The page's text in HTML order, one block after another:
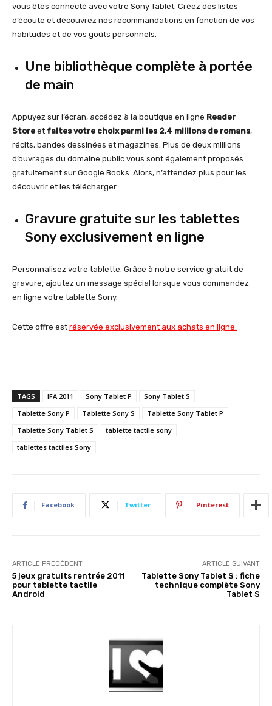
vous êtes connecté avec votre Sony Tablet. Créez des listes
d’écoute et découvrez nos recommandations en fonction de vos
habitudes et de vos goûts personnels.
Une bibliothèque complète à portée
de main
Appuyez sur l’écran, accédez à la boutique en ligne Reader
Store et faites votre choix parmi les 2,4 millions de romans,
récits, bandes dessinées et magazines. Plus de deux millions
d’ouvrages du domaine public vous sont également proposés
gratuitement sur Google Books. Alors, n’attendez plus pour les
découvrir et les télécharger.
Gravure gratuite sur les tablettes
Sony exclusivement en ligne
Personnalisez votre tablette. Grâce à notre service gratuit de
gravure, ajoutez un message spécial lorsque vous commandez
en ligne votre tablette Sony.
Cette offre est réservée exclusivement aux achats en ligne
TAGS IFA 2011 Sony Tablet P
Sony Tablet S
Tablette Sony P
Tablette Sony S
Tablette Sony Tablet P
Tablette Sony Tablet S
tablette tactile sony
tablettes tactiles Sony
Facebook Twitter Pinterest
ARTICLE PRÉCÉDENT
5 jeux gratuits rentrée 2011
pour tablette tactile
Android
ARTICLE SUIVANT
Tablette Sony Tablet S : fiche
technique complète Sony
Tablet S